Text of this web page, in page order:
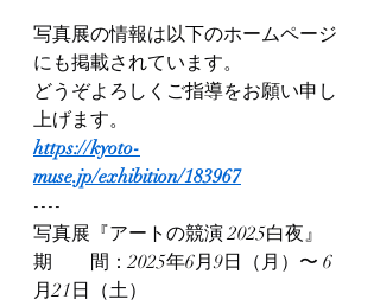
写真展の情報は以下のホームページ
にも掲載されています。
どうぞよろしくご指導をお願い申し
上げます。
https://kyoto-
muse.jp/exhibition/183967
----
写真展『アートの競演 2025白夜』
期　　間：2025年6月9日（月）〜 6
月21日（土）